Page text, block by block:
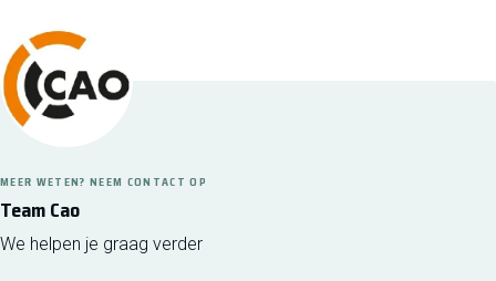
Team Cao
MEER WETEN? NEEM CONTACT OP
We helpen je graag verder